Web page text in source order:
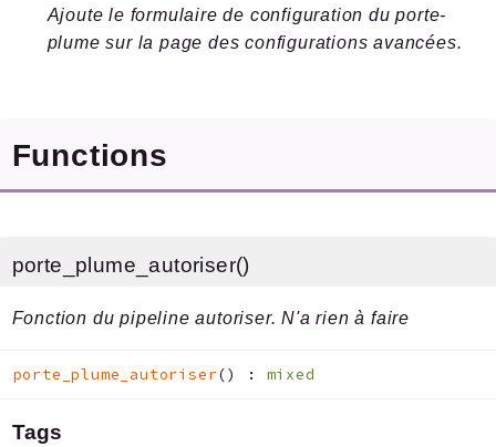
Ajoute le formulaire de configuration du porte-
plume sur la page des configurations avancées.
Functions
porte_plume_autoriser()
Fonction du pipeline autoriser. N'a rien à faire
porte_plume_autoriser() : mixed
Tags